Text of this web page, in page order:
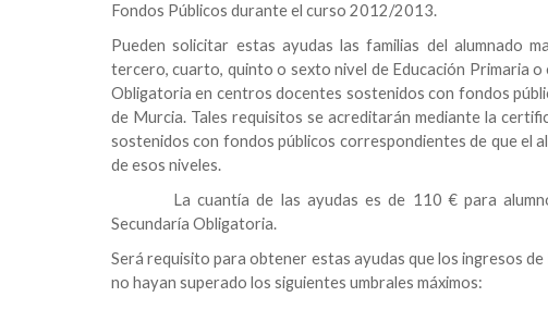
Fondos Públicos durante el curso 2012/2013.
Pueden solicitar estas ayudas las familias del alumnado
tercero, cuarto, quinto o sexto nivel de Educación Primaria
Obligatoria en centros docentes sostenidos con fondos
de Murcia. Tales requisitos se acreditarán mediante la
sostenidos con fondos públicos correspondientes de que el
de esos niveles.
La cuantía de las ayudas es de 110 € para
Secundaría Obligatoria.
Será requisito para obtener estas ayudas que los ingresos
no hayan superado los siguientes umbrales máximos: